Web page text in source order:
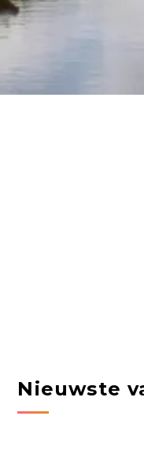
Nieuwste